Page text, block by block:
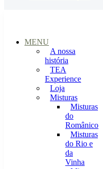
MENU
A nossa
história
TEA
Experience
Loja
Misturas
Misturas
do
Românico
Misturas
do Rio e
da
Vinha